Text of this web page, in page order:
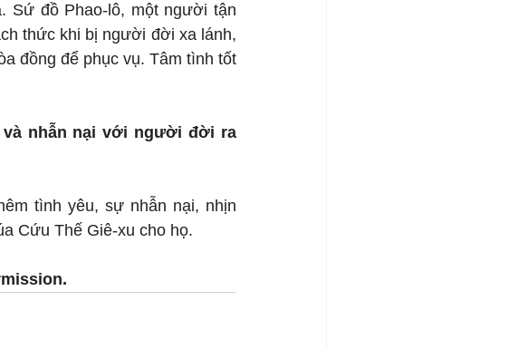
Sứ đồ Phao-lô, một người tận
thức khi bị người đời xa lánh,
đồng để phục vụ. Tâm tình tốt
và nhẫn nại với người đời ra
tình yêu, sự nhẫn nại, nhịn
Cứu Thế Giê-xu cho họ.